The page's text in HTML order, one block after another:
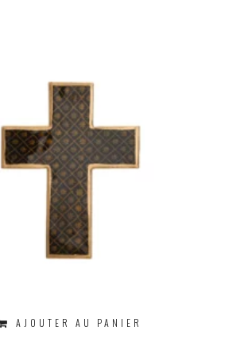
AJOUTER AU PANIER